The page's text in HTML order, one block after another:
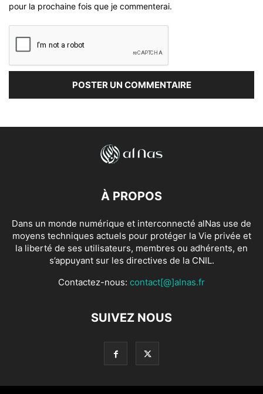
pour la prochaine fois que je commenterai.
À PROPOS
Dans un monde numérique et interconnecté alNas use de
moyens techniques actuels pour protéger la Vie privée et
la liberté de ses utilisateurs, membres ou adhérents, en
s’appuyant sur les directives de la CNIL.
Contactez-nous: contact[@]alnas.fr
SUIVEZ NOUS